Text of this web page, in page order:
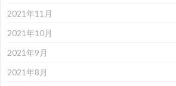
2021年11月
2021年10月
2021年9月
2021年8月